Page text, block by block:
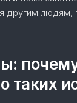
другим
таких